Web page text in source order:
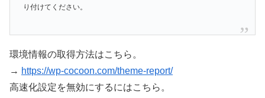
り付けてください。
環境情報の取得方法はこちら。
→ https://wp-cocoon.com/theme-report/
高速化設定を無効にするにはこちら。